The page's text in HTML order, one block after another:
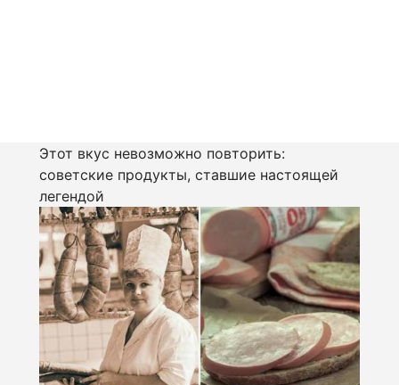
Этот вкус невозможно повторить:
советские продукты, ставшие настоящей
легендой